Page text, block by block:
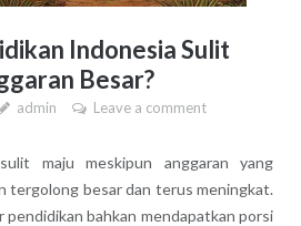
Indonesia Sulit
Besar?
admin Leave a comment
maju meskipun anggaran yang
tergolong besar dan terus meningkat.
bahkan mendapatkan porsi